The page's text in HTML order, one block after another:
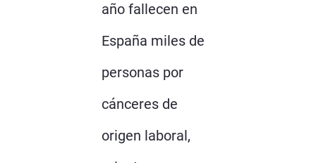
año fallecen en
España miles de
personas por
cánceres de
origen laboral,